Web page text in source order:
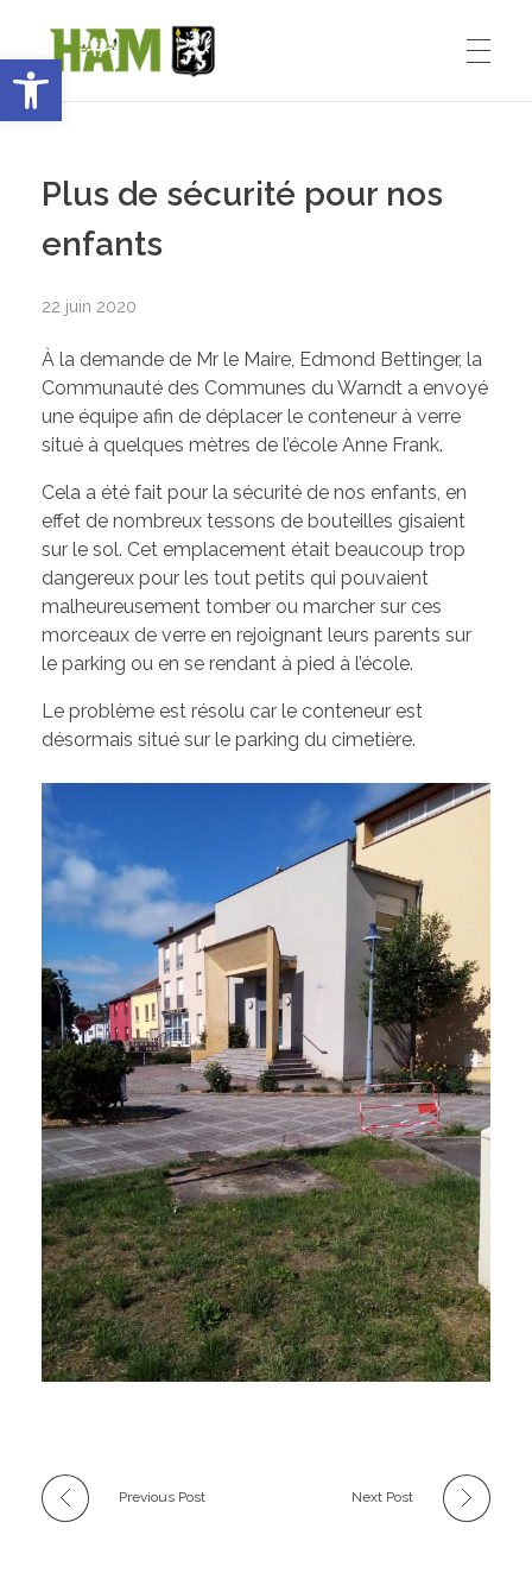
Ouvrir la barre d’outils
Ham-sous-Varsberg
VIE MUNICIPALE
Inventons le HAM de demain
Le Maire : Edmond Bettinger
Le conseil Municipal
Les élus de la CCW
Les délibérations du Conseil Municipal
VIE PRATIQUE
Les Entreprises de Ham
Les Associations de Ham
Permanences
Cartes et Plans
Assainissement
Code de bonne conduite
Règlement du Cimetière
SPORT ET ENSEIGNEMENT
Inscriptions scolaires
ACTUALITÉS
Plus de sécurité pour nos
enfants
22 juin 2020
À la demande de Mr le Maire, Edmond Bettinger, la
Communauté des Communes du Warndt a envoyé
une équipe afin de déplacer le conteneur à verre
situé à quelques mètres de l’école Anne Frank.
Cela a été fait pour la sécurité de nos enfants, en
effet de nombreux tessons de bouteilles gisaient
sur le sol. Cet emplacement était beaucoup trop
dangereux pour les tout petits qui pouvaient
malheureusement tomber ou marcher sur ces
morceaux de verre en rejoignant leurs parents sur
le parking ou en se rendant à pied à l’école.
Le problème est résolu car le conteneur est
désormais situé sur le parking du cimetière.
Previous Post Next Post